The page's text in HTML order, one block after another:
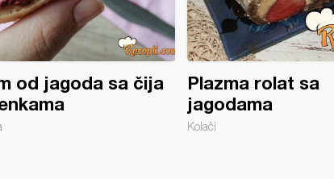
od jagoda sa čija
Plazma rolat sa
jagodama
Kolači